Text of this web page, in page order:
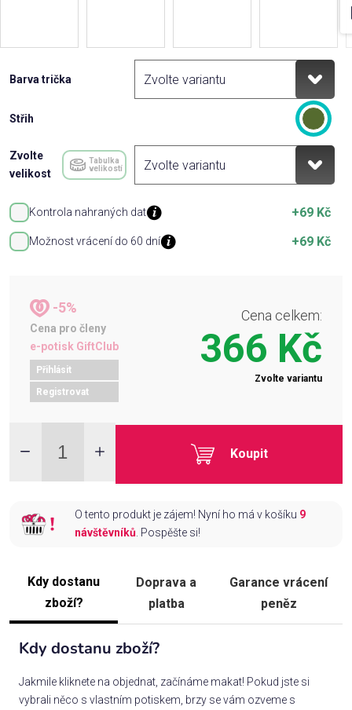
Barva trička
Střih
Zvolte
velikost
Tabulka
velikostí
Kontrola nahraných dat +69 Kč
Možnost vrácení do 60 dní +69 Kč
-5%
Cena pro členy
e-potisk GiftClub
Přihlásit
Registrovat
Cena celkem:
366 Kč
Zvolte variantu
Koupit
O tento produkt je zájem! Nyní ho má v košíku 9
návštěvníků. Pospěšte si!
Kdy dostanu
zboží?
Doprava a
platba
Garance vrácení
peněz
Kdy dostanu zboží?
Jakmile kliknete na objednat, začínáme makat! Pokud jste si
vybrali něco s vlastním potiskem, brzy se vám ozveme s